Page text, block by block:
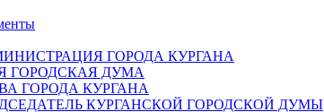
ГОРОДА КУРГАНА
ГОРОДСКАЯ ДУМА
ГОРОДА КУРГАНА
КУРГАНСКОЙ ГОРОДСКОЙ ДУМЫ